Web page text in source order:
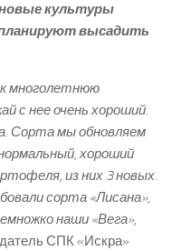
культуры
высадить
многолетнюю
с нее очень хороший.
Сорта мы обновляем
хороший
из них 3 новых.
сорта «Лисана»,
наши «Вега»,
СПК «Искра»